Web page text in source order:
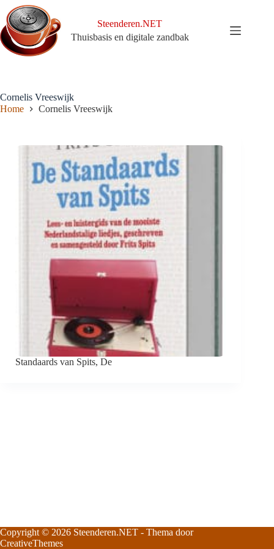
naar
de
inhoud
Steenderen.NET
Thuisbasis en digitale zandbak
Cornelis Vreeswijk
Home
Cornelis Vreeswijk
Standaards van Spits, De
Copyright © 2026 Steenderen.NET - Thema door
CreativeThemes